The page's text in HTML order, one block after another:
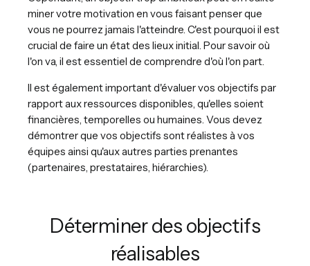
miner votre motivation en vous faisant penser que
vous ne pourrez jamais l'atteindre. C'est pourquoi il est
crucial de faire un état des lieux initial. Pour savoir où
l'on va, il est essentiel de comprendre d'où l'on part.
Il est également important d'évaluer vos objectifs par
rapport aux ressources disponibles, qu'elles soient
financières, temporelles ou humaines. Vous devez
démontrer que vos objectifs sont réalistes à vos
équipes ainsi qu'aux autres parties prenantes
(partenaires, prestataires, hiérarchies).
Déterminer des objectifs
réalisables